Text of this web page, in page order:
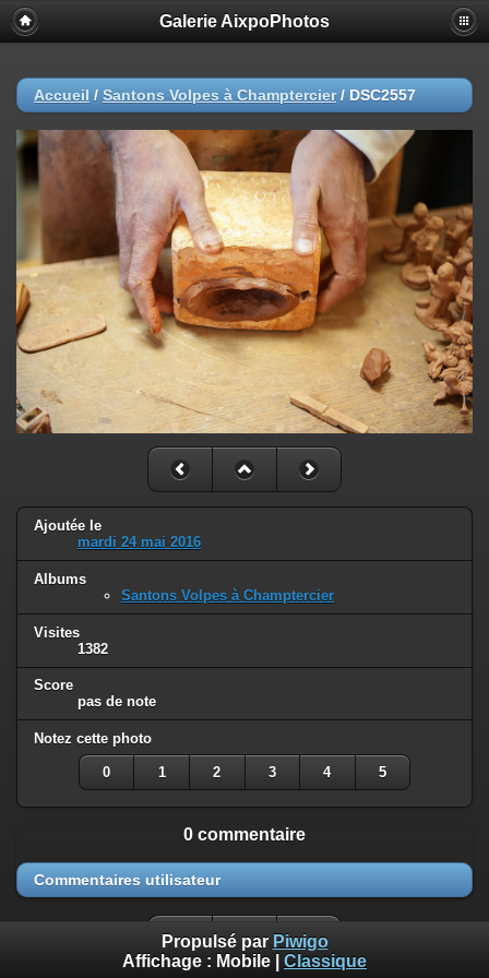
Galerie AixpoPhotos
Accueil / Santons Volpes à Champtercier/ DSC2557
Ajoutée le
mardi 24 mai 2016
Albums
Santons Volpes à Champtercier
Visites
1382
Score
pas de note
Notez cette photo
0 1 2 3 4 5
0 commentaire
Commentaires utilisateur
Propulsé par Piwigo
Affichage : Mobile Classique